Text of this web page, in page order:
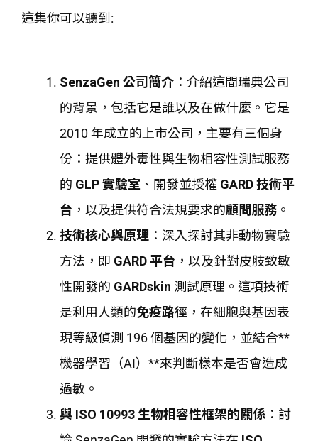
這集你可以聽到:
SenzaGen 公司簡介 ：介紹這間瑞典公司
的背景，包括它是誰以及在做什麼。它是
2010 年成立的上市公司，主要有三個身
份：提供體外毒性與生物相容性測試服務
的 GLP 實驗室 、開發並授權 GARD 技術平
台 ，以及提供符合法規要求的顧問服務 。
技術核心與原理 ：深入探討其非動物實驗
方法，即 GARD 平台 ，以及針對皮肢致敏
性開發的 GARDskin 測試原理。這項技術
是利用人類的免疫路徑 ，在細胞與基因表
現等級偵測 196 個基因的變化，並結合**
機器學習（AI）**來判斷樣本是否會造成
過敏。
與 ISO 10993 生物相容性框架的關係 ：討